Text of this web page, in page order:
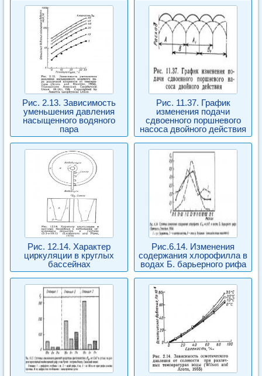
Рис. 2.13. Зависимость
уменьшения давления
насыщенного водяного
пара
Рис. 11.37. График
изменения подачи
сдвоенного поршневого
насоса двойного действия
Рис. 12.14. Характер
циркуляции в круглых
бассейнах
Рис.6.14. Изменения
содержания хлорофилла в
водах Б. барьерного рифа